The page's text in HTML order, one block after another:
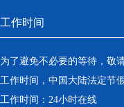
工作时间
为了避免不必要的等待，敬
工作时间，中国大陆法定节
工作时间：24小时在线